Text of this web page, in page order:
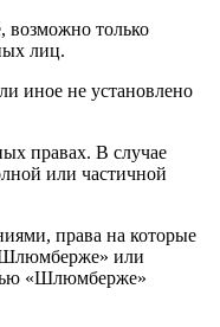
возможно только
лиц.
иное не установлено
правах. В случае
или частичной
права на которые
или
«Шлюмберже»